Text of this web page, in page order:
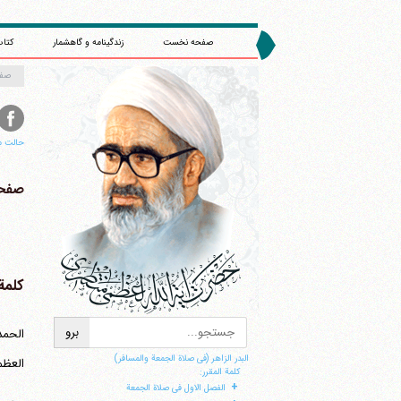
صفحه نخست زندگینامه و گاهشمار
البدر الزاهر (فی صلاة الجمعة والمسافر)
کلمة المقرر:
+ الفصل الاول فی صلاة الجمعة
حالت